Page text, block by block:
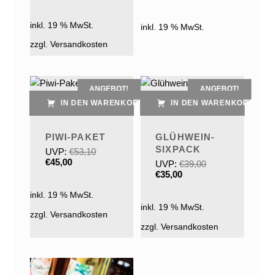
inkl. 19 % MwSt.
zzgl. Versandkosten
inkl. 19 % MwSt.
IN DEN WARENKORB
PIWI-PAKET
ANGEBOT!
UVP: €53,10
Ursprünglicher Preis war: €53,10
€45,00Aktueller Preis ist: €45,00.
inkl. 19 % MwSt.
zzgl. Versandkosten
IN DEN WARENKORB
GLÜHWEIN-
SIXPACK
ANGEBOT!
UVP: €39,00
Ursprünglicher Preis war: €39,00
€35,00Aktueller Preis ist: €35,00.
inkl. 19 % MwSt.
zzgl. Versandkosten